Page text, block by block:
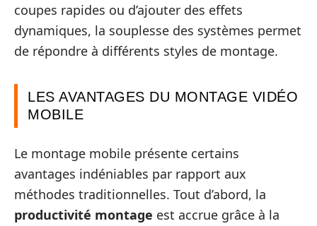
coupes rapides ou d’ajouter des effets
dynamiques, la souplesse des systèmes permet
de répondre à différents styles de montage.
LES AVANTAGES DU MONTAGE VIDÉO
MOBILE
Le montage mobile présente certains
avantages indéniables par rapport aux
méthodes traditionnelles. Tout d’abord, la
productivité montage est accrue grâce à la